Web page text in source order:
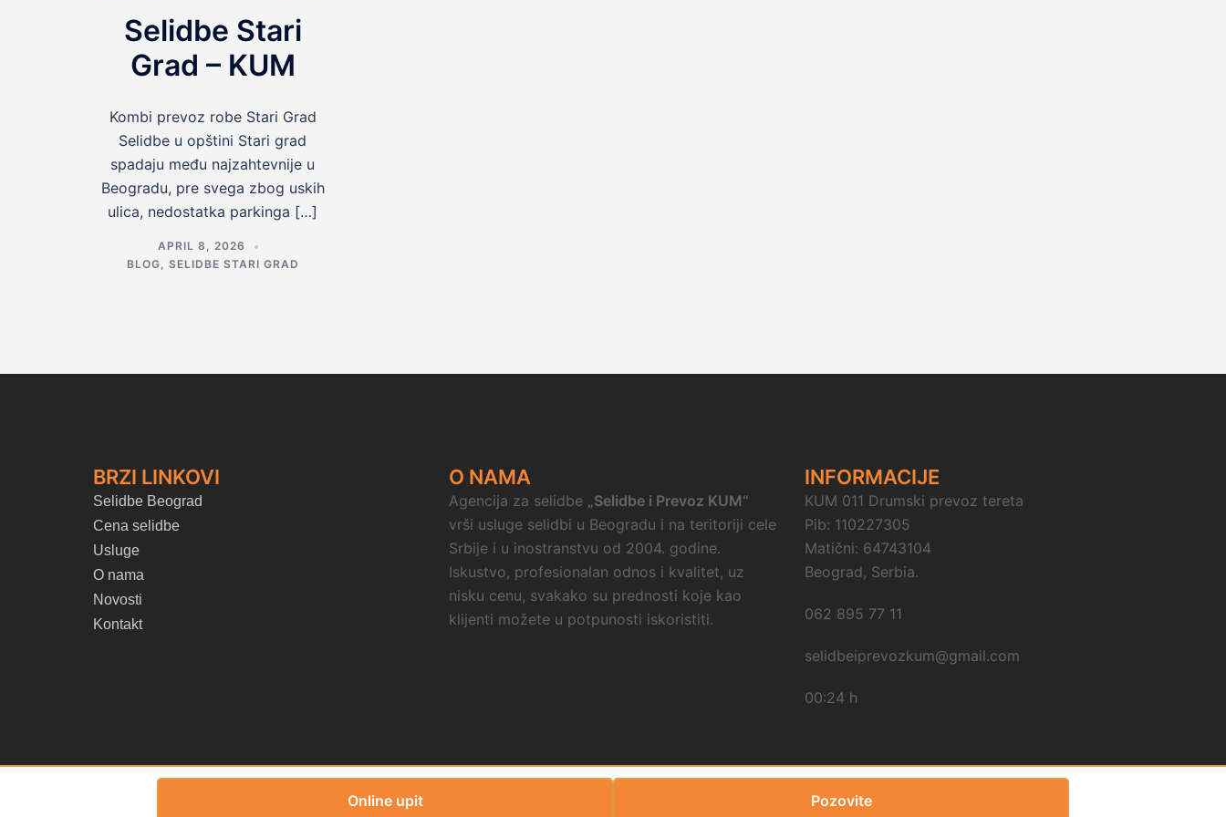
Online upit Pozovite
Selidbe Stari
Grad – KUM
Kombi prevoz robe Stari Grad
Selidbe u opštini Stari grad
spadaju među najzahtevnije u
Beogradu, pre svega zbog uskih
ulica, nedostatka parkinga […]
APRIL 8, 2026
BLOG
SELIDBE STARI GRAD
BRZI LINKOVI
Selidbe Beograd
Cena selidbe
Usluge
O nama
Novosti
Kontakt
O NAMA
Agencija za selidbe „Selidbe i Prevoz KUM“
vrši usluge selidbi u Beogradu i na teritoriji cele
Srbije i u inostranstvu od 2004. godine.
Iskustvo, profesionalan odnos i kvalitet, uz
nisku cenu, svakako su prednosti koje kao
klijenti možete u potpunosti iskoristiti.
INFORMACIJE
KUM 011 Drumski prevoz tereta
Pib: 110227305
Matični: 64743104
Beograd, Serbia.
062 895 77 11
selidbeiprevozkum@gmail.com
00:24 h